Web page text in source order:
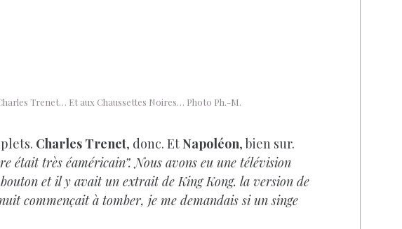
Trenet… Et aux Chaussettes Noires… Photo Ph.-M.
Charles Trenet, donc. EtNapoléon, bien sur.
était très éaméricain”. Nous avons eu une télévision
et il y avait un extrait de King Kong. la version de
commençait à tomber, je me demandais si un singe